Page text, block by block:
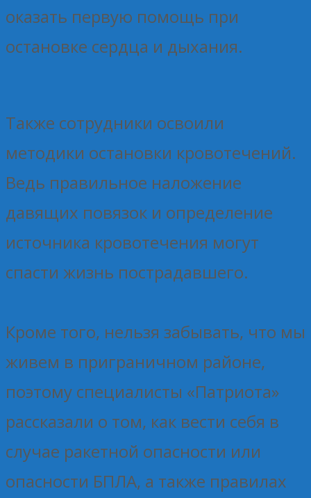
оказать первую помощь при
остановке сердца и дыхания.
Также сотрудники освоили
методики остановки кровотечений.
Ведь правильное наложение
давящих повязок и определение
источника кровотечения могут
спасти жизнь пострадавшего.
Кроме того, нельзя забывать, что мы
живем в приграничном районе,
поэтому специалисты «Патриота»
рассказали о том, как вести себя в
случае ракетной опасности или
опасности БПЛА, а также правилах